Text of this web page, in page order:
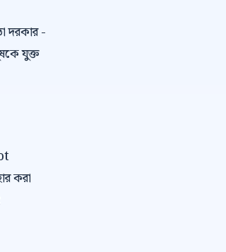
দরকার -
যুক্ত
করা